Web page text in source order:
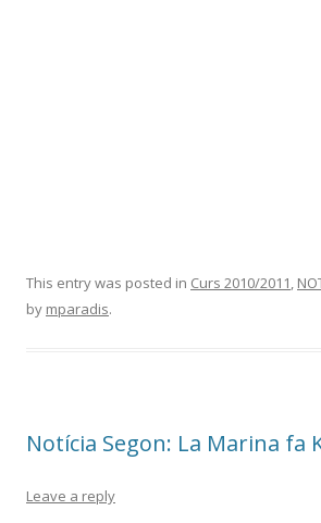
This entry was posted in Curs 2010/2011,
by mparadis.
Notícia Segon: La Marina fa
Leave a reply